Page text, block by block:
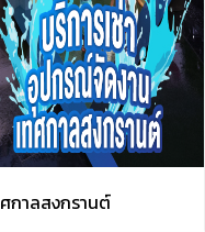
กาลสงกรานต์